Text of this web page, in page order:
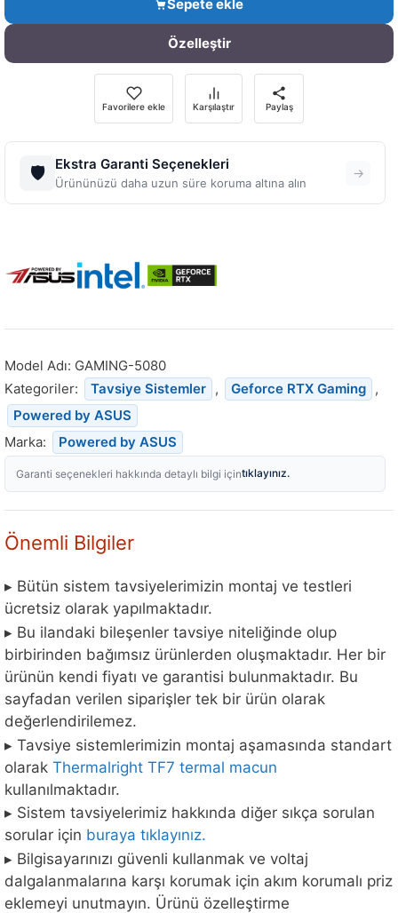
Sepete ekle
Özelleştir
Favorilere ekle Karşılaştır Paylaş
🛡️ Ekstra Garanti Seçenekleri
Ürününüzü daha uzun süre koruma altına alın
→
Model Adı: GAMING-5080
Kategoriler:
Tavsiye Sistemler , Geforce RTX Gaming ,
Powered by ASUS
Marka:
Powered by ASUS
Garanti seçenekleri hakkında detaylı bilgi içintıklayınız.
Önemli Bilgiler
▸ Bütün sistem tavsiyelerimizin montaj ve testleri
ücretsiz olarak yapılmaktadır.
▸ Bu ilandaki bileşenler tavsiye niteliğinde olup
birbirinden bağımsız ürünlerden oluşmaktadır. Her bir
ürünün kendi fiyatı ve garantisi bulunmaktadır. Bu
sayfadan verilen siparişler tek bir ürün olarak
değerlendirilemez.
▸ Tavsiye sistemlerimizin montaj aşamasında standart
olarak Thermalright TF7 termal macun
kullanılmaktadır.
▸ Sistem tavsiyelerimiz hakkında diğer sıkça sorulan
sorular için buraya tıklayınız.
▸ Bilgisayarınızı güvenli kullanmak ve voltaj
dalgalanmalarına karşı korumak için akım korumalı priz
eklemeyi unutmayın. Ürünü özelleştirme